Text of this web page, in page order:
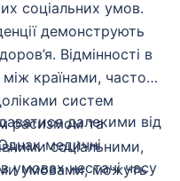
соціальних умов.
демонструють
Відмінності в
між країнами, часто
систем
расизмом та
соціальними,
умовами, можуть
далекими від
медичні
умовах нестачі часу